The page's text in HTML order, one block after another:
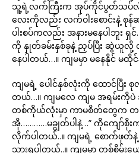
သူ့ရဲ့လက်ကြီးက အုပ်ကိုင်ပွတ်သပ်လို
လေးကိုလည်း လက်ဝါးစောင်းနဲ့ စု
ပါးစပ်ကလည်း အနားမနေပါဘူး ရှ
ကို နှုတ်ခမ်းနှစ်ခုနဲ့ ညှပ်ပြီး ဆွဲယူလို့
နေပါတယ်…။ ကျမမှာ မနေနိုင် မထို
ကျမရဲ့ ပေါင်နှစ်လုံးကို ထောင်ပြီး
တယ်…။ ကျမလေ ကျမ အရမ်းကိုပဲ အ
တစ်ကိုယ်လုံးမှာ ကာမစိတ်တွေက တက်ပြီ
အို…………မချွတ်ပါနဲ့…” ကိုကျော်
လိုက်ပါတယ်..။ ကျမရဲ့ စောက်ဖုတ်နဲ့
သွားရပါတယ်..။ ကျမမှာ တစ်စိမ်းယ